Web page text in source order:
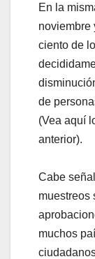
En la
noviembre
ciento de
de
(Vea aquí
anterior).
Cabe
muestreos
muchos